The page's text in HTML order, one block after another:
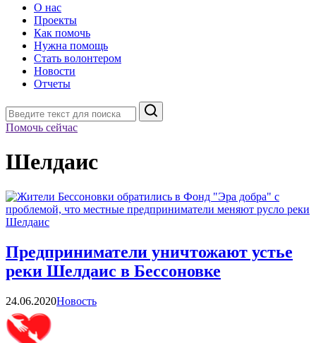
О нас
Проекты
Как помочь
Нужна помощь
Стать волонтером
Новости
Отчеты
Поиск
Помочь сейчас
Шелдаис
Предприниматели уничтожают устье
реки Шелдаис в Бессоновке
24.06.2020Категории
Новость